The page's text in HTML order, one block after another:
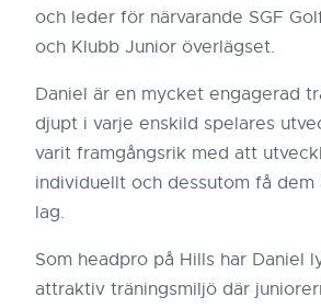
och leder för närvarande SGF
och Klubb Junior överlägset.
Daniel är en mycket engagerad
djupt i varje enskild spelares
varit framgångsrik med att
individuellt och dessutom få dem
lag.
Som headpro på Hills har Daniel
attraktiv träningsmiljö där